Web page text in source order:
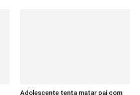
Adolescente tenta matar pai com